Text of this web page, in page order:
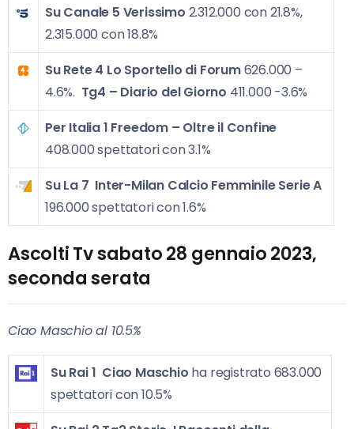
Su Canale 5 Verissimo 2.312.000 con 21.8%,
2.315.000 con 18.8%
Su Rete 4 Lo Sportello di Forum626.000 –
4.6%. Tg4 – Diario del Giorno 411.000 -3.6%
Per Italia 1 Freedom – Oltre il Confine
408.000 spettatori con 3.1%
Su La 7 Inter-Milan Calcio Femminile Serie A
196.000 spettatori con 1.6%
Ascolti Tv sabato 28 gennaio 2023,
seconda serata
Ciao Maschio al 10.5%
Su Rai 1 Ciao Maschio ha registrato 683.000
spettatori con 10.5%